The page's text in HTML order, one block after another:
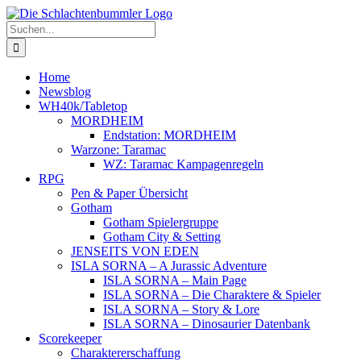
Zum
Inhalt
springen
Suche
nach:
Home
Newsblog
WH40k/Tabletop
MORDHEIM
Endstation: MORDHEIM
Warzone: Taramac
WZ: Taramac Kampagenregeln
RPG
Pen & Paper Übersicht
Gotham
Gotham Spielergruppe
Gotham City & Setting
JENSEITS VON EDEN
ISLA SORNA – A Jurassic Adventure
ISLA SORNA – Main Page
ISLA SORNA – Die Charaktere & Spieler
ISLA SORNA – Story & Lore
ISLA SORNA – Dinosaurier Datenbank
Scorekeeper
Charaktererschaffung